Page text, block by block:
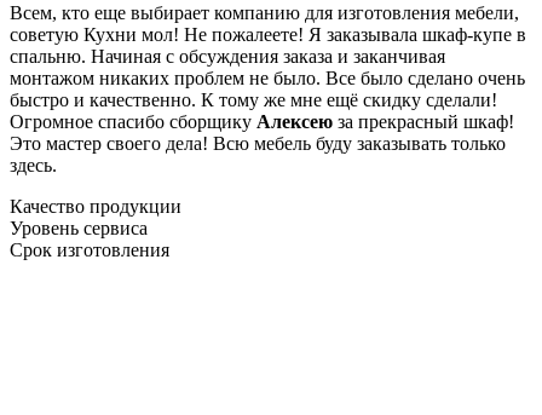
Всем, кто еще выбирает компанию для изготовления мебели,
советую Кухни мол! Не пожалеете! Я заказывала шкаф-купе в
спальню. Начиная с обсуждения заказа и заканчивая
монтажом никаких проблем не было. Все было сделано очень
быстро и качественно. К тому же мне ещё скидку сделали!
Огромное спасибо сборщику Алексею за прекрасный шкаф!
Это мастер своего дела! Всю мебель буду заказывать только
здесь.
Качество продукции
Уровень сервиса
Срок изготовления